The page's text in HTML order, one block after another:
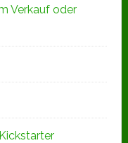
Verkauf oder